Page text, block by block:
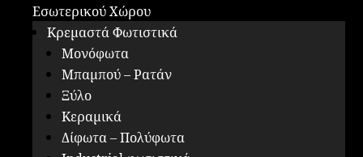
Εσωτερικού Χώρου
Κρεμαστά Φωτιστικά
Μονόφωτα
Μπαμπού – Ρατάν
Ξύλο
Κεραμικά
Δίφωτα – Πολύφωτα